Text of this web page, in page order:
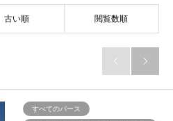
古い順 閲覧数順
 
すべてのパース